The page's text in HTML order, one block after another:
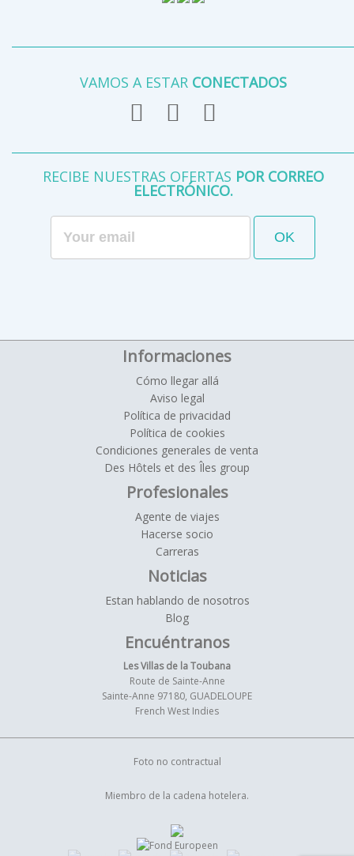
VAMOS A ESTAR CONECTADOS
RECIBE NUESTRAS OFERTAS POR CORREO
ELECTRÓNICO.
Informaciones
Cómo llegar allá
Aviso legal
Política de privacidad
Política de cookies
Condiciones generales de venta
Des Hôtels et des Îles group
Profesionales
Agente de viajes
Hacerse socio
Carreras
Noticias
Estan hablando de nosotros
Blog
Encuéntranos
Les Villas de la Toubana
Route de Sainte-Anne
Sainte-Anne 97180, GUADELOUPE
French West Indies
Foto no contractual
Miembro de la cadena hotelera.